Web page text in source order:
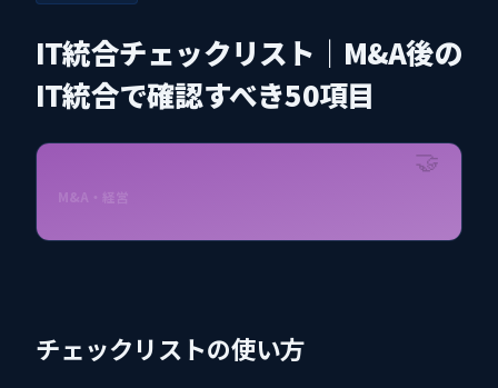
IT統合チェックリスト｜M&A後の
IT統合で確認すべき50項目
M&A・経営
🤝
チェックリストの使い方